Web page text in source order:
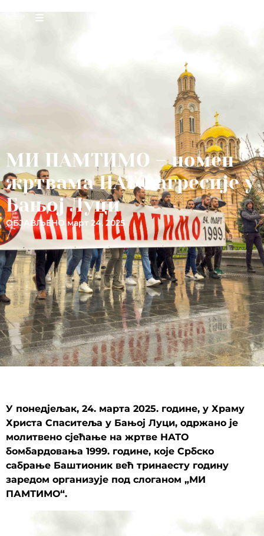
МИ ПАМТИМО – помен
жртвама НАТО агресије у
Бањој Луци
ОБЈАВЉЕНО март 24, 2025
У понедјељак, 24. марта 2025. године, у Храму
Христа Спаситеља у Бањој Луци, одржано је
молитвено сјећање на жртве НАТО
бомбардовања 1999. године, које Србско
сабрање Баштионик већ тринаесту годину
заредом организује под слоганом „МИ
ПАМТИМО“.